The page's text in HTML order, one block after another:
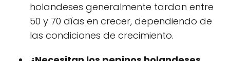
holandeses generalmente tardan entre
50 y 70 días en crecer, dependiendo de
las condiciones de crecimiento.